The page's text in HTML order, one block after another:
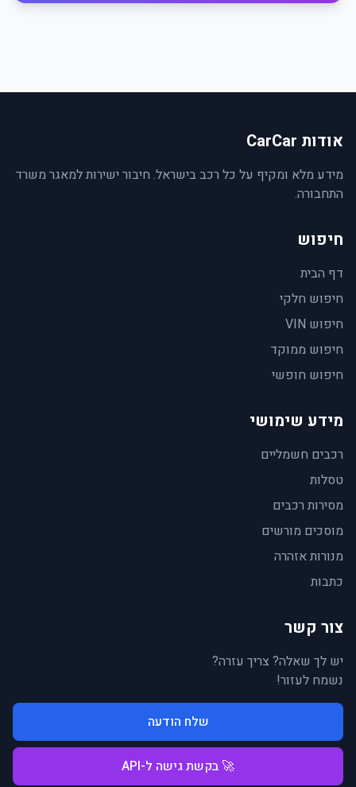
אודות CarCar
מידע מלא ומקיף על כל רכב בישראל. חיבור ישירות למאגר משרד
התחבורה.
חיפוש
דף הבית
חיפוש חלקי
חיפוש VIN
חיפוש ממוקד
חיפוש חופשי
מידע שימושי
רכבים חשמליים
טסלות
מסירות רכבים
מוסכים מורשים
מנורות אזהרה
כתבות
צור קשר
יש לך שאלה? צריך עזרה?
נשמח לעזור!
שלח הודעה
🚀 בקשת גישה ל-API